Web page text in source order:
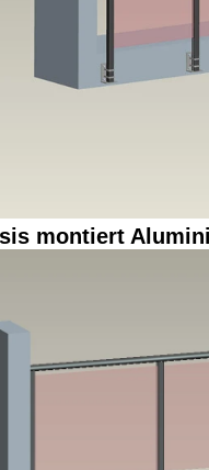
montiert